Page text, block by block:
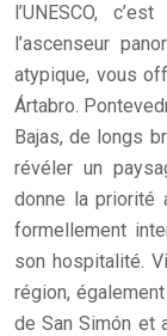
l’UNESCO,
l’ascenseur
atypique, vous
Ártabro.
Bajas, de longs
révéler un
donne la priorité
formellement
son hospitalité.
région,
de San Simón et